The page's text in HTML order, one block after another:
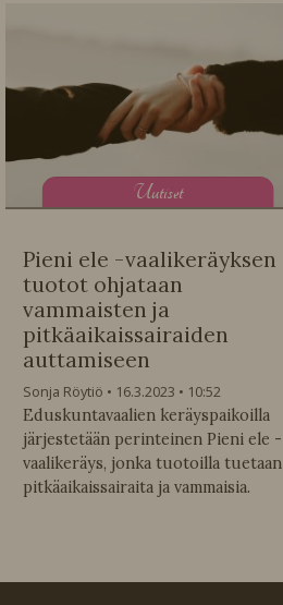
Uutiset
Pieni ele -vaalikeräyksen
tuotot ohjataan
vammaisten ja
pitkäaikaissairaiden
auttamiseen
Sonja Röytiö 16.3.2023
10:52
Eduskuntavaalien keräyspaikoilla
järjestetään perinteinen Pieni ele -
vaalikeräys, jonka tuotoilla tuetaan
pitkäaikaissairaita ja vammaisia.